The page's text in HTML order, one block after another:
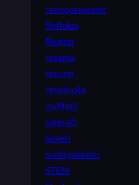
ravnopravnost
Refleksi
Region
rešenja
resursi
revolucija
roditelji
saigrači
Saveti
srednjoškolci
STEM